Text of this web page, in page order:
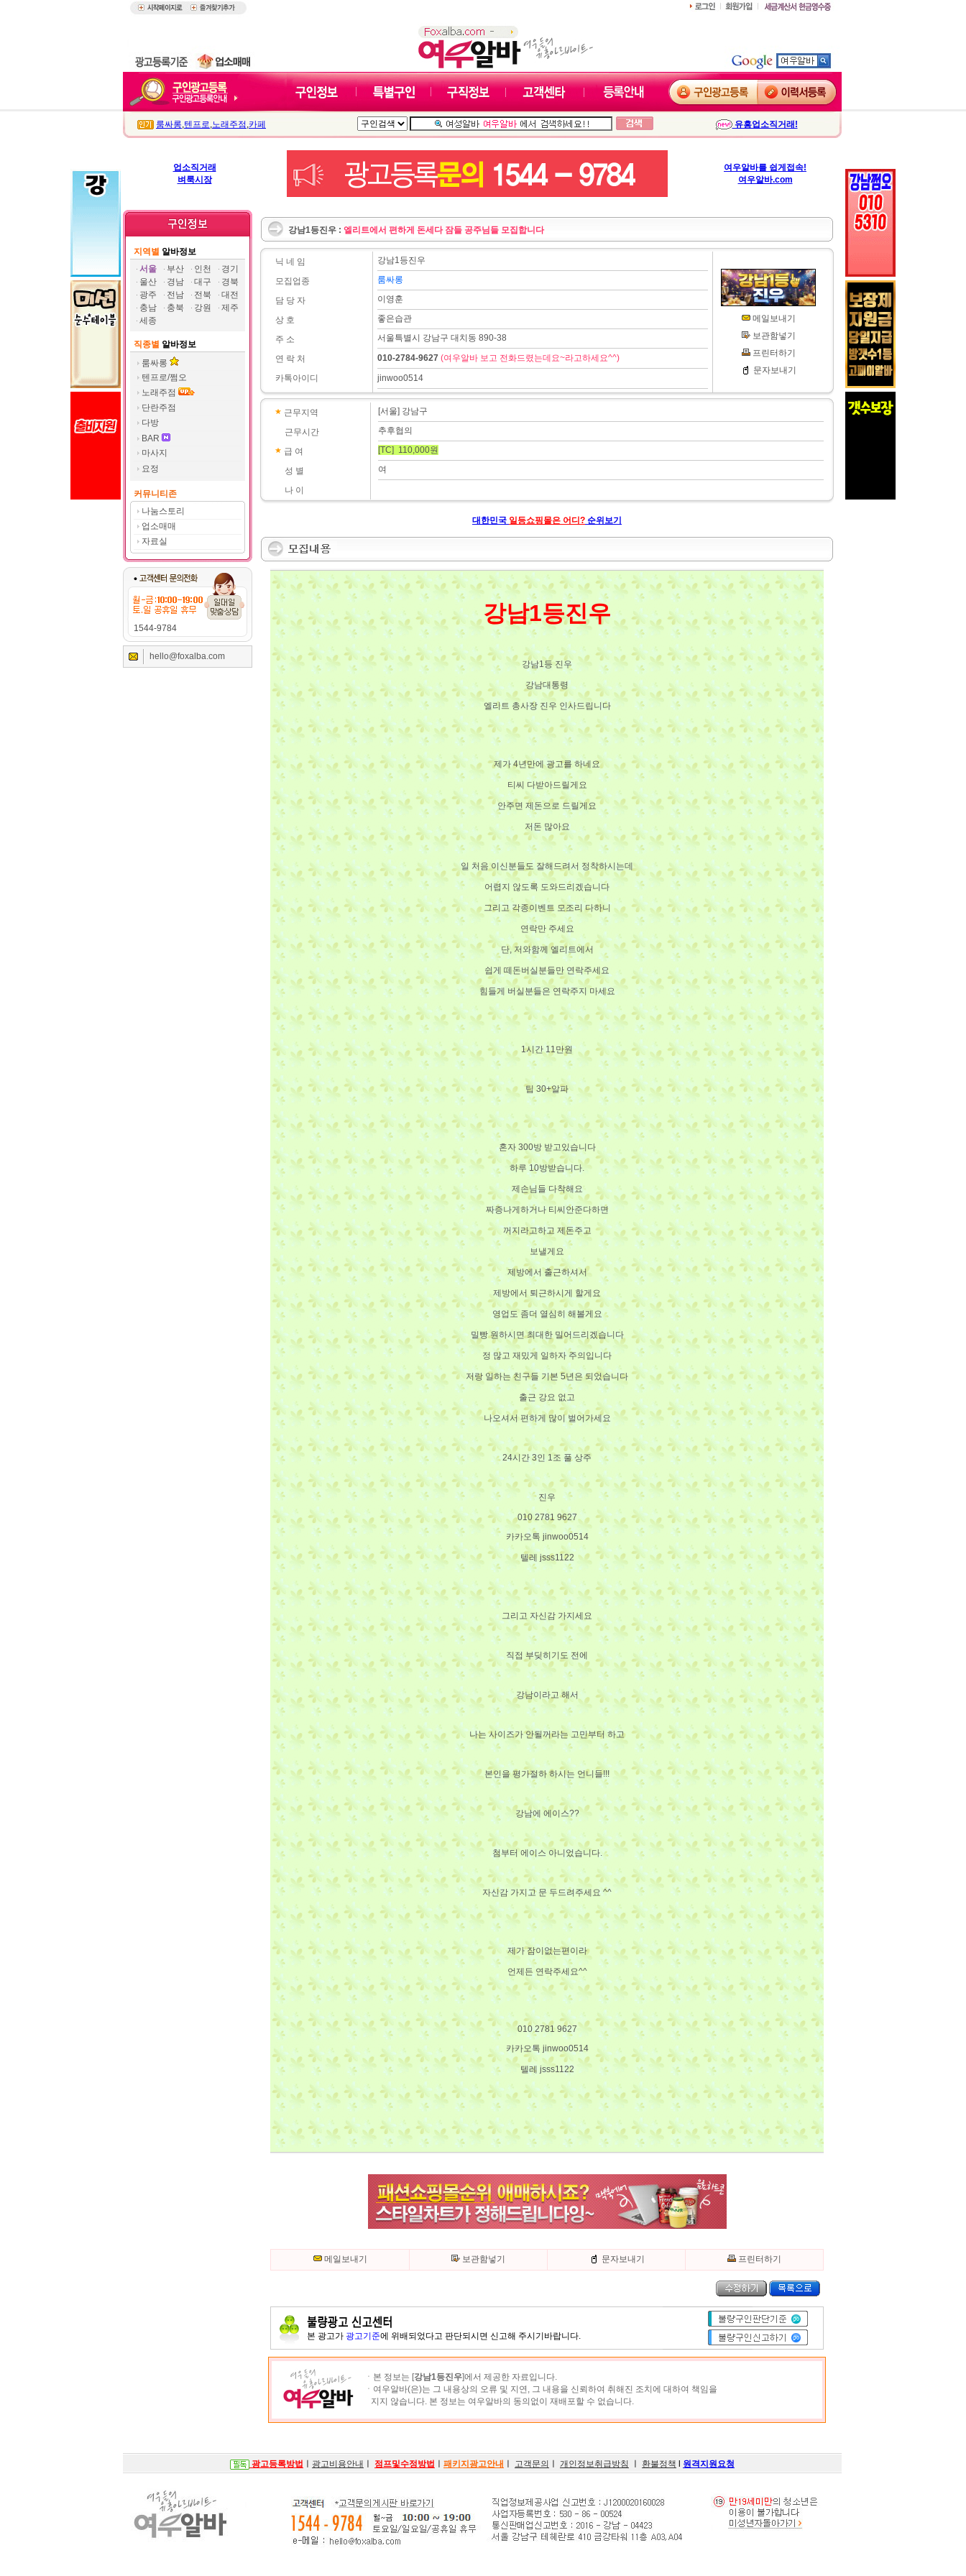
룸싸롱,텐프로,노래주점 ,카페 유흥업소직거래!
업소직거래
벼룩시장
여우알바를 쉽게접속!
여우알바.com
지역별 알바정보
서울
부산 인천
경기
울산
경남 대구
경북
광주
전남 전북
대전
충남
충북 강원
제주
세종
직종별 알바정보
룸싸롱
텐프로/쩜오
노래주점
단란주점
다방
BAR
마사지
요정
커뮤니티존
나눔스토리
업소매매
자료실
1544-9784
hello@foxalba.com
강남1등진우 : 엘리트에서 편하게 돈세다 잠들 공주님들 모집합니다
닉 네 임
모집업종
담 당 자
상 호
주 소
연 락 처
카톡아이디
강남1등진우
룸싸롱
이영훈
좋은습관
서울특별시 강남구 대치동 890-38
010-2784-9627 (여우알바 보고 전화드렸는데요~라고하세요^^)
jinwoo0514
메일보내기
보관함넣기
프린터하기
문자보내기
근무지역
근무시간
급 여
성 별
나 이
[서울] 강남구
추후협의
[TC] 110,000원
여
대한민국 일등쇼핑몰은 어디? 순위보기
강남1등진우
강남1등 진우
강남대통령
엘리트 총사장 진우 인사드립니다
제가 4년만에 광고를 하네요
티씨 다받아드릴게요
안주면 제돈으로 드릴게요
저돈 많아요
일 처음 이신분들도 잘해드려서 정착하시는데
어렵지 않도록 도와드리겠습니다
그리고 각종이벤트 모조리 다하니
연락만 주세요
단, 저와함께 엘리트에서
쉽게 떼돈버실분들만 연락주세요
힘들게 버실분들은 연락주지 마세요
1시간 11만원
팁 30+알파
혼자 300방 받고있습니다
하루 10방받습니다.
제손님들 다착해요
짜증나게하거나 티씨안준다하면
꺼지라고하고 제돈주고
보낼게요
제방에서 출근하셔서
제방에서 퇴근하시게 할게요
영업도 좀더 열심히 해볼게요
밀빵 원하시면 최대한 밀어드리겠습니다
정 많고 재밌게 일하자 주의입니다
저랑 일하는 친구들 기본 5년은 되었습니다
출근 강요 없고
나오셔서 편하게 많이 벌어가세요
24시간 3인 1조 풀 상주
진우
010 2781 9627
카카오톡 jinwoo0514
텔레 jsss1122
그리고 자신감 가지세요
직접 부딪히기도 전에
강남이라고 해서
나는 사이즈가 안될꺼라는 고민부터 하고
본인을 평가절하 하시는 언니들!!!
강남에 에이스??
첨부터 에이스 아니었습니다.
자신감 가지고 문 두드려주세요 ^^
제가 잠이없는편이라
언제든 연락주세요^^
010 2781 9627
카카오톡 jinwoo0514
텔레 jsss1122
메일보내기 보관함넣기 문자보내기 프린터하기
본 광고가 광고기준에 위배되었다고 판단되시면 신고해 주시기바랍니다.
ㆍ본 정보는 [강남1등진우]에서 제공한 자료입니다.
ㆍ여우알바(은)는 그 내용상의 오류 및 지연, 그 내용을 신뢰하여 취해진 조치에 대하여 책임을
지지 않습니다. 본 정보는 여우알바의 동의없이 재배포할 수 없습니다.
광고등록방법 광고비용안내 점프및수정방법 패키지광고안내 고객문의 개인정보취급방침 환불정책 원격지원요청